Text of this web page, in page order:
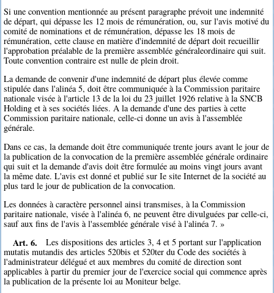
Si une convention mentionnée au présent paragraphe prévoit une indemnité
de départ, qui dépasse les 12 mois de rémunération, ou, sur l'avis motivé du
comité de nominations et de rémunération, dépasse les 18 mois de
rémunération, cette clause en matière d'indemnité de départ doit recueillir
l'approbation préalable de la première assemblée généraleordinaire qui suit.
Toute convention contraire est nulle de plein droit.
La demande de convenir d'une indemnité de départ plus élevée comme
stipulée dans l'alinéa 5, doit être communiquée à la Commission paritaire
nationale visée à l'article 13 de la loi du 23 juillet 1926 relative à la SNCB
Holding et à ses sociétés liées. A la demande d'une des parties à cette
Commission paritaire nationale, celle-ci donne un avis à l'assemblée
générale.
Dans ce cas, la demande doit être communiquée trente jours avant le jour de
la publication de la convocation de la première assemblée générale ordinaire
qui suit et la demande d'avis doit être formulée au moins vingt jours avant
la même date. L'avis est donné et publié sur Ie site Internet de la société au
plus tard le jour de publication de la convocation.
Les données à caractère personnel ainsi transmises, à la Commission
paritaire nationale, visée à l'alinéa 6, ne peuvent être divulguées par celle-ci,
sauf aux fins de l'avis à l'assemblée générale visé à l'alinéa 7. »
Art. 6.
Les dispositions des articles 3, 4 et 5 portant sur l'application
mutatis mutandis des articles 520bis et 520ter du Code des sociétés à
l'administrateur délégué et aux membres du comité de direction sont
applicables à partir du premier jour de l'exercice social qui commence après
la publication de la présente loi au Moniteur belge.